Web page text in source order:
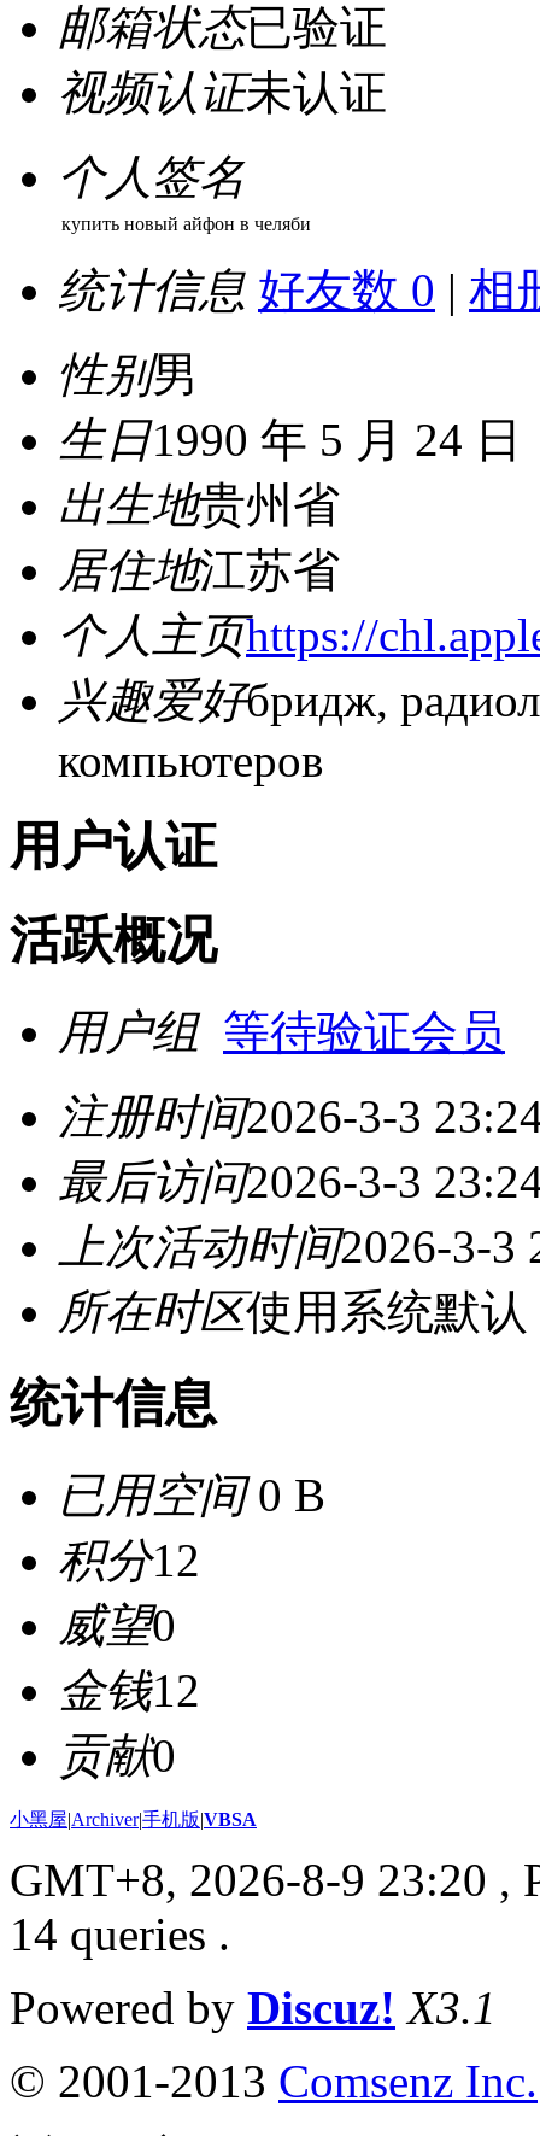
邮箱状态已验证
视频认证未认证
个人签名
купить новый айфон в челяби
统计信息 好友数 0 | 相
性别男
生日1990 年 5 月 24 日
出生地贵州省
居住地江苏省
个人主页https://
兴趣爱好бридж,
компьютеров
用户认证
活跃概况
用户组 等待验证会员
注册时间2026-3-3
最后访问2026-3-3
上次活动时间2026-3-3
所在时区使用系统默认
统计信息
已用空间0 B
积分12
威望0
金钱12
贡献0
小黑屋|Archiver|手机版|VBSA
GMT+8, 2026-8-9 23:20 ,
14 queries .
Powered by Discuz! X3.1
© 2001-2013 Comsenz Inc.